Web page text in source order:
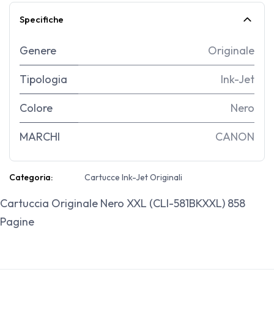
Specifiche
Genere Originale
Tipologia Ink-Jet
Colore Nero
MARCHI CANON
Categoria: Cartucce Ink-Jet Originali
Cartuccia Originale Nero XXL (CLI-581BKXXL) 858
Pagine